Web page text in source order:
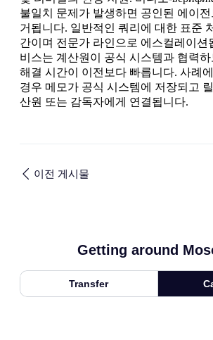
불일치 문제가 발생하면 공인된 에이전
거됩니다. 일반적인 쿼리에 대한 표준
간이며 전문가 라인으로 에스컬레이션
비스는 계산원이 공식 시스템과 협력
해결 시간이 이전보다 빠릅니다. 사례
경우 메모가 공식 시스템에 저장되고
산원 또는 감독자에게 연결됩니다.
이전 게시물
Getting around
Transfer